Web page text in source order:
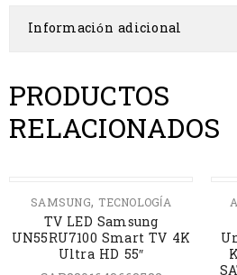
Información adicional
PRODUCTOS
RELACIONADOS
AGOTADO
SAMSUNG, TECNOLOGÍA
TV LED Samsung
UN55RU7100 Smart TV 4K
Ultra HD 55″